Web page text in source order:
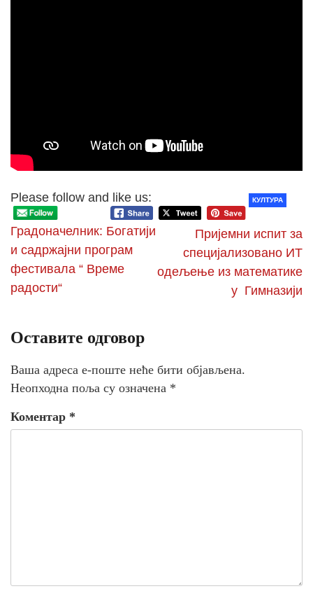
Please follow and like us: КУЛТУРА
Градоначелник: Богатији
и садржајни програм
фестивала “ Време
радости“
Пријемни испит за
специјализовано ИТ
одељење из математике
у Гимназији
Оставите одговор
Ваша адреса е-поште неће бити објављена.
Неопходна поља су означена *
Коментар *